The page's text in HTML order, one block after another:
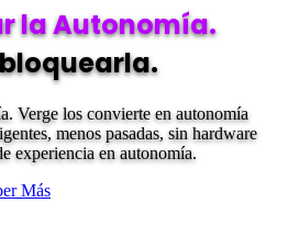
la Autonomía.
Verge los convierte en autonomía
menos pasadas, sin hardware
experiencia en autonomía.
Más